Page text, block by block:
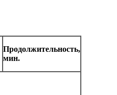
Продолжительность,
мин.